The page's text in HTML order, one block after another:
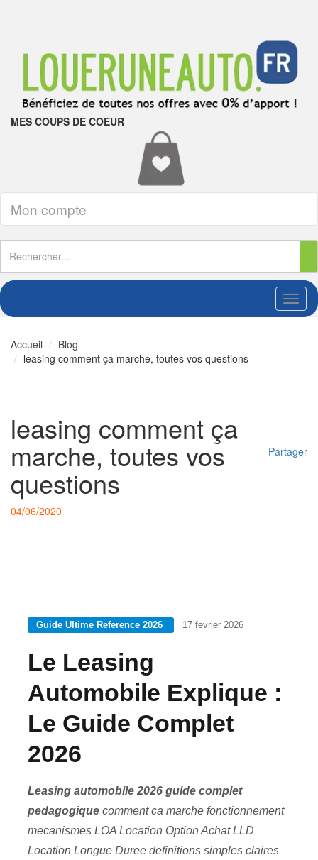
MES COUPS DE COEUR
Mon compte
Accueil
Blog
leasing comment ça marche, toutes vos questions
leasing comment ça
marche, toutes vos
questions
Partager
04/06/2020
Guide Ultime Reference 2026 17 fevrier 2026
Le Leasing
Automobile Explique :
Le Guide Complet
2026
Leasing automobile 2026 guide complet
pedagogique comment ca marche fonctionnement
mecanismes LOA Location Option Achat LLD
Location Longue Duree definitions simples claires